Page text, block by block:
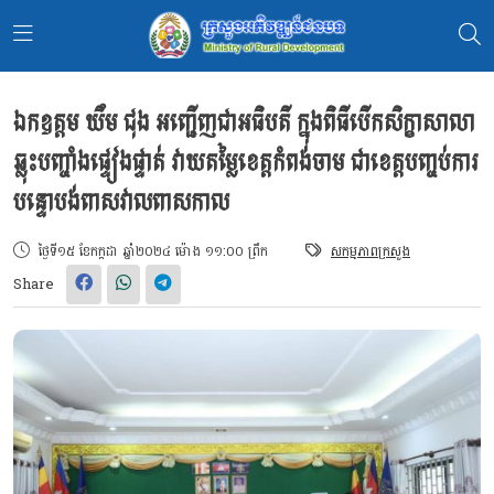
ឯកឧត្តម យឹម ជុង អញ្ជើញជាអធិបតី ក្នុងពិធីបើកសិក្ខាសាលា
ឆ្លុះបញ្ចាំងផ្ទៀងផ្ទាត់ វាយតម្លៃខេត្តកំពង់ចាម ជាខេត្តបញ្ចប់ការ
បន្ទោបង់ពាសវាលពាសកាល
ថ្ងៃទី១៥ ខែកក្កដា ឆ្នាំ២០២៤ ម៉ោង ១១:០០ ព្រឹក សកម្មភាពក្រសួង
Share